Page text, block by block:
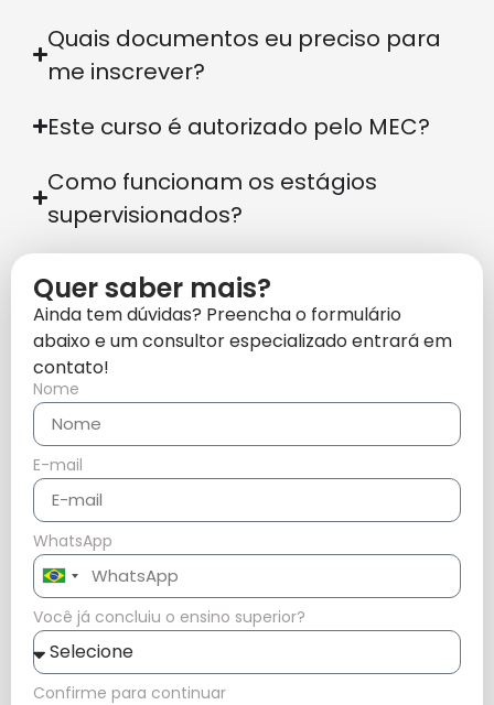
Quais documentos eu preciso para
me inscrever?
Este curso é autorizado pelo MEC?
Como funcionam os estágios
supervisionados?
Quer saber mais?
Ainda tem dúvidas? Preencha o formulário
abaixo e um consultor especializado entrará em
contato!
Nome
E-mail
WhatsApp
Brazil
+55
Você já concluiu o ensino superior?
Confirme para continuar